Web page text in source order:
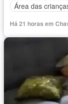
Área das
Há 21 horas em